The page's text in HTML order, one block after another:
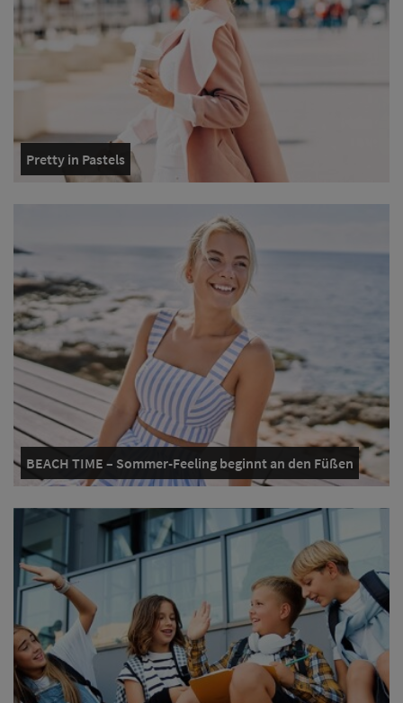
Pretty in Pastels
BEACH TIME – Sommer-Feeling beginnt an den Füßen